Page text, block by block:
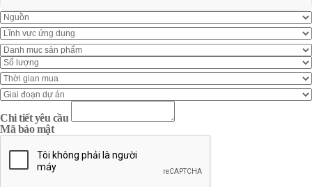
Chi tiết yêu cầu
Mã bảo mật